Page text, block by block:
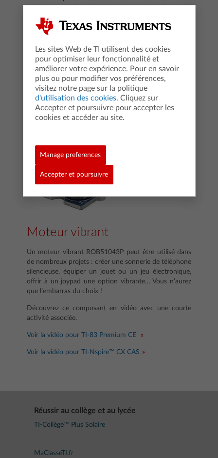
lumineuse mesurée.
Découvrez ce composant en vidéo avec une courte
activité associée.
Voir la vidéo pour TI-83 Premium CE
Voir la vidéo pour TI-Nspire™ CX CAS
Moteur vibrant
Un moteur vibrant ROB51043P peut être utilisé dans
de nombreux projets : créer une sonnerie de téléphone
silencieuse, équiper un jouet ou un jeu électronique,
offrir à un joypad une option vibrante… Vous n’aurez
que l’embarras du choix !
Découvrez ce composant en vidéo avec une courte
activité associée.
Voir la vidéo pour TI-83 Premium CE
Voir la vidéo pour TI-Nspire™ CX CAS
Réussir au collège et au lycée
TI-Collège™ Plus Solaire
MaClasseTI.fr
Les sites Web de TI utilisent des cookies
pour optimiser leur fonctionnalité et
améliorer votre expérience. Pour en savoir
plus ou pour modifier vos préférences,
visitez notre page sur la politique
d'utilisation des cookies. Cliquez sur
Accepter et poursuivre pour accepter les
cookies et accéder au site.
Manage preferences
Accepter et poursuivre